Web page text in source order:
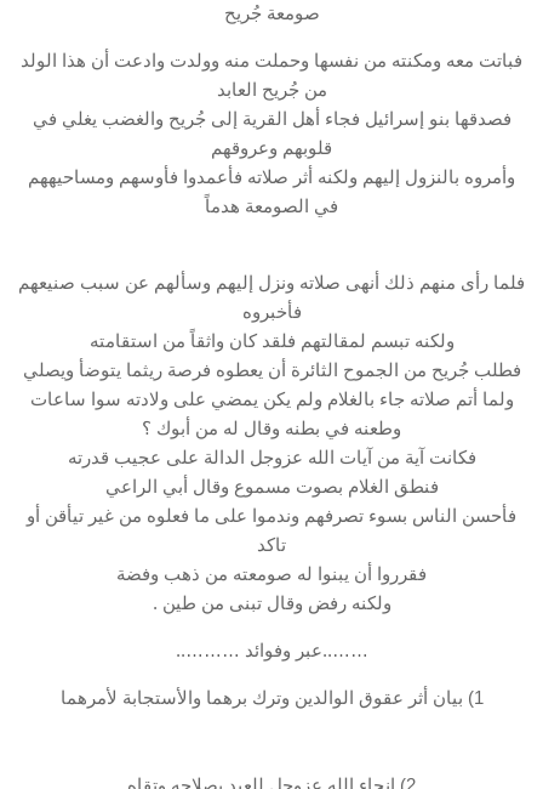
صومعة جُريح
فباتت معه ومكنته من نفسها وحملت منه وولدت وادعت أن هذا الولد
من جُريح العابد
فصدقها بنو إسرائيل فجاء أهل القرية إلى جُريح والغضب يغلي في
قلوبهم وعروقهم
وأمروه بالنزول إليهم ولكنه أثر صلاته فأعمدوا فأوسهم ومساحيههم
في الصومعة هدماً
فلما رأى منهم ذلك أنهى صلاته ونزل إليهم وسألهم عن سبب صنيعهم
فأخبروه
ولكنه تبسم لمقالتهم فلقد كان واثقاً من استقامته
فطلب جُريح من الجموح الثائرة أن يعطوه فرصة ريثما يتوضأ ويصلي
ولما أتم صلاته جاء بالغلام ولم يكن يمضي على ولادته سوا ساعات
وطعنه في بطنه وقال له من أبوك ؟
فكانت آية من آيات الله عزوجل الدالة على عجيب قدرته
فنطق الغلام بصوت مسموع وقال أبي الراعي
فأحسن الناس بسوء تصرفهم وندموا على ما فعلوه من غير تيأقن أو
تاكد
فقرروا أن يبنوا له صومعته من ذهب وفضة
ولكنه رفض وقال تبنى من طين .
……..عبر وفوائد ………..
1) بيان أثر عقوق الوالدين وترك برهما والأستجابة لأمرهما
2) إنجاء الله عزوجل للعبد بصلاحه وتقاه